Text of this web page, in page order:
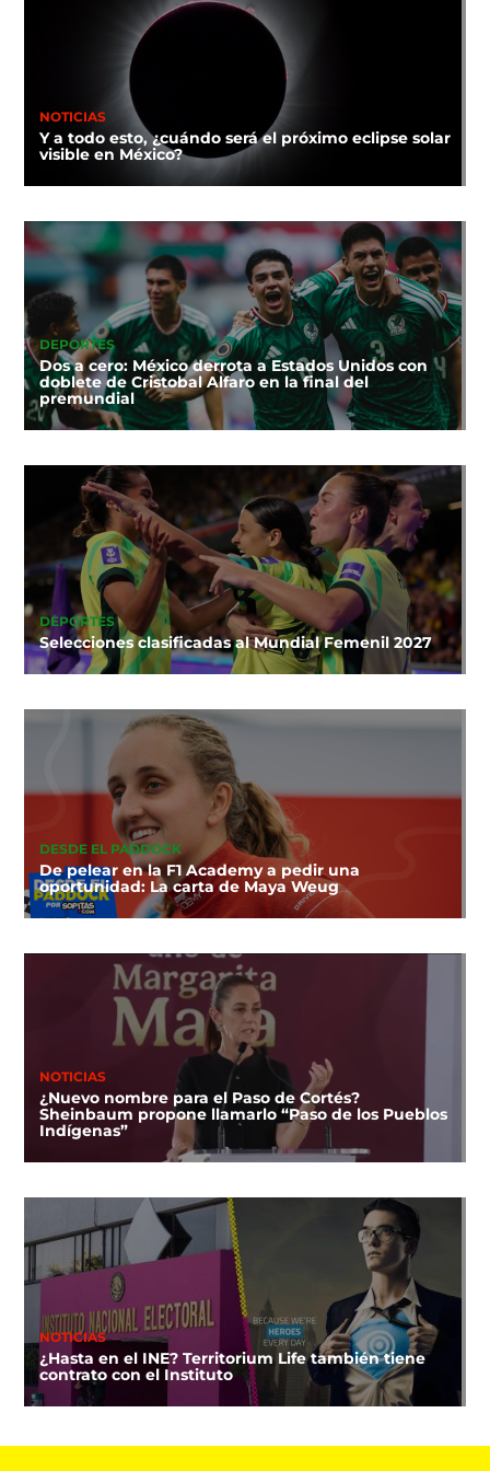
NOTICIAS
Y a todo esto, ¿cuándo será el próximo eclipse solar
visible en México?
DEPORTES
Dos a cero: México derrota a Estados Unidos con
doblete de Cristobal Alfaro en la final del
premundial
DEPORTES
Selecciones clasificadas al Mundial Femenil 2027
DESDE EL PADDOCK
De pelear en la F1 Academy a pedir una
oportunidad: La carta de Maya Weug
NOTICIAS
¿Nuevo nombre para el Paso de Cortés?
Sheinbaum propone llamarlo “Paso de los Pueblos
Indígenas”
NOTICIAS
¿Hasta en el INE? Territorium Life también tiene
contrato con el Instituto